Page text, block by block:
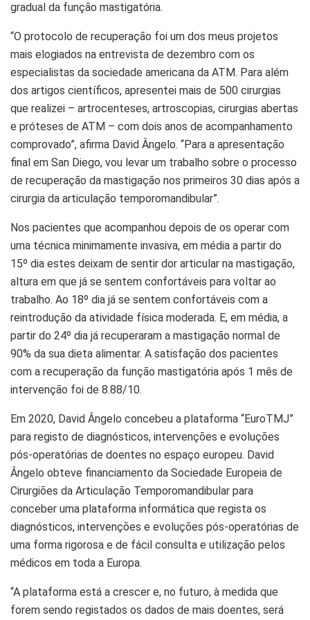
gradual da função mastigatória.
“O protocolo de recuperação foi um dos meus projetos
mais elogiados na entrevista de dezembro com os
especialistas da sociedade americana da ATM. Para além
dos artigos científicos, apresentei mais de 500 cirurgias
que realizei – artrocenteses, artroscopias, cirurgias abertas
e próteses de ATM – com dois anos de acompanhamento
comprovado”, afirma David Ângelo. “Para a apresentação
final em San Diego, vou levar um trabalho sobre o processo
de recuperação da mastigação nos primeiros 30 dias após a
cirurgia da articulação temporomandibular”.
Nos pacientes que acompanhou depois de os operar com
uma técnica minimamente invasiva, em média a partir do
15º dia estes deixam de sentir dor articular na mastigação,
altura em que já se sentem confortáveis para voltar ao
trabalho. Ao 18º dia já se sentem confortáveis com a
reintrodução da atividade física moderada. E, em média, a
partir do 24º dia já recuperaram a mastigação normal de
90% da sua dieta alimentar. A satisfação dos pacientes
com a recuperação da função mastigatória após 1 mês de
intervenção foi de 8.88/10.
Em 2020, David Ângelo concebeu a plataforma “EuroTMJ”
para registo de diagnósticos, intervenções e evoluções
pós-operatórias de doentes no espaço europeu. David
Ângelo obteve financiamento da Sociedade Europeia de
Cirurgiões da Articulação Temporomandibular para
conceber uma plataforma informática que regista os
diagnósticos, intervenções e evoluções pós-operatórias de
uma forma rigorosa e de fácil consulta e utilização pelos
médicos em toda a Europa.
“A plataforma está a crescer e, no futuro, à medida que
forem sendo registados os dados de mais doentes, será